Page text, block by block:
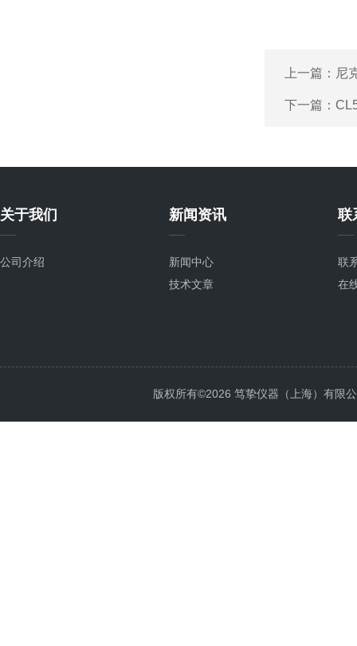
上一篇： 尼
下一篇：
关于我们
公司介绍
新闻资讯
新闻中心
技术文章
联
联
在
版权所有©2026 笃挚仪器（上海）有限